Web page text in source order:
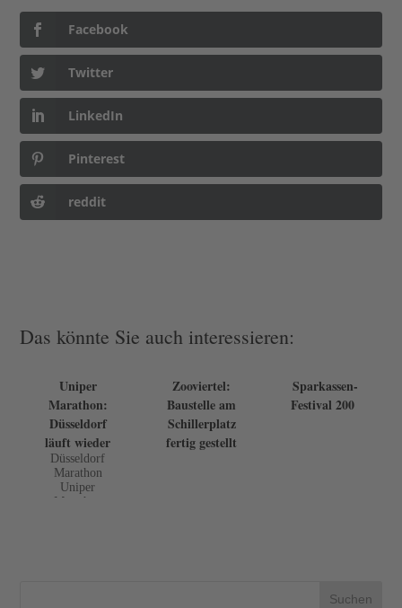
Facebook
Twitter
LinkedIn
Pinterest
reddit
Das könnte Sie auch interessieren:
Uniper
Marathon:
Düsseldorf
läuft wieder
Düsseldorf
Marathon
Uniper
Marathon
Zooviertel:
Baustelle am
Schillerplatz
fertig gestellt
Sparkassen-
Festival 200
Suchen